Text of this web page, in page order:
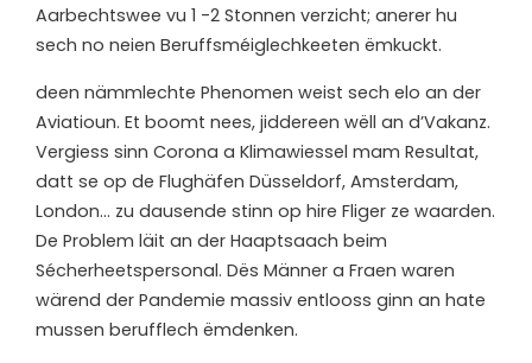
Aarbechtswee vu 1 -2 Stonnen verzicht; anerer hu
sech no neien Beruffsméiglechkeeten ëmkuckt.
deen nämmlechte Phenomen weist sech elo an der
Aviatioun. Et boomt nees, jiddereen wëll an d’Vakanz.
Vergiess sinn Corona a Klimawiessel mam Resultat,
datt se op de Flughäfen Düsseldorf, Amsterdam,
London… zu dausende stinn op hire Fliger ze waarden.
De Problem läit an der Haaptsaach beim
Sécherheetspersonal. Dës Männer a Fraen waren
wärend der Pandemie massiv entlooss ginn an hate
mussen berufflech ëmdenken.